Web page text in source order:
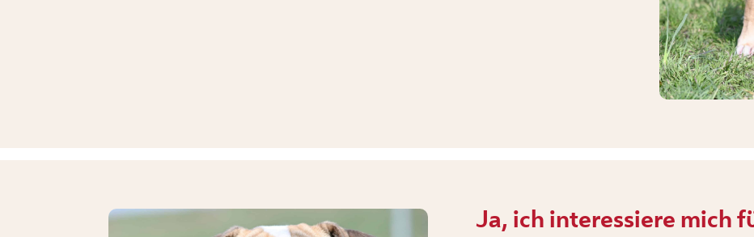
Ja, ich interessiere mich